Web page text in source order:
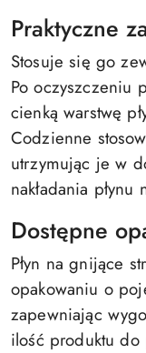
Praktyczne
Stosuje się go
Po oczyszczeniu
cienką warstwę
Codzienne
utrzymując je w
nakładania płynu
Dostępne
Płyn na gnijące
opakowaniu o
zapewniając
ilość produktu